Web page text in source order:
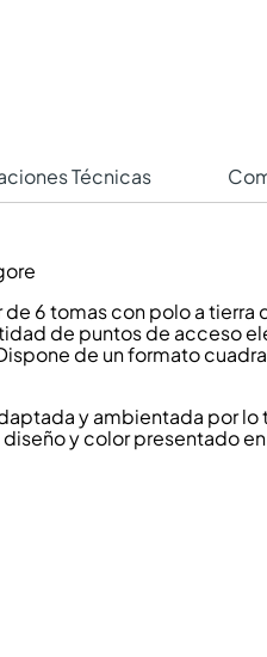
Técnicas
6 tomas con polo a tierra
de puntos de acceso
de un formato
y ambientada por lo
y color presentado en